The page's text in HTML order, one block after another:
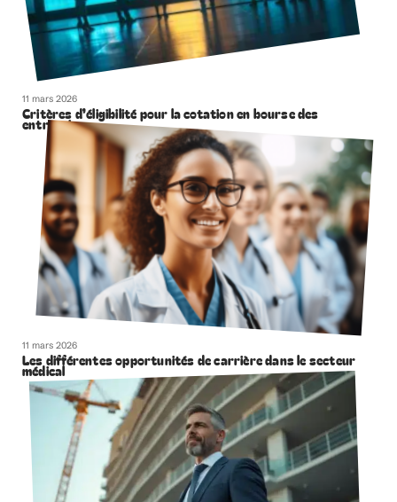
11 mars 2026
Critères d’éligibilité pour la cotation en bourse des
entreprises
11 mars 2026
Les différentes opportunités de carrière dans le secteur
médical